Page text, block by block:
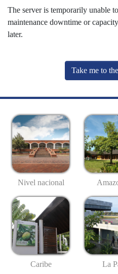
The server is temporarily unable
maintenance downtime or
later.
Take me to
Nivel nacional
Caribe La